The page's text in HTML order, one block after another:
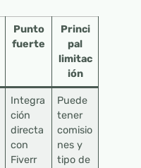
Punto
fuerte
Princi
pal
limitac
ión
Integra
ción
directa
con
Fiverr
Puede
tener
comisio
nes y
tipo de